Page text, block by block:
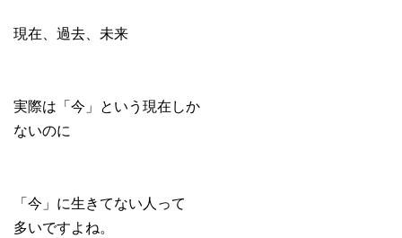
現在、過去、未来
実際は「今」という現在しか
ないのに
「今」に生きてない人って
多いですよね。